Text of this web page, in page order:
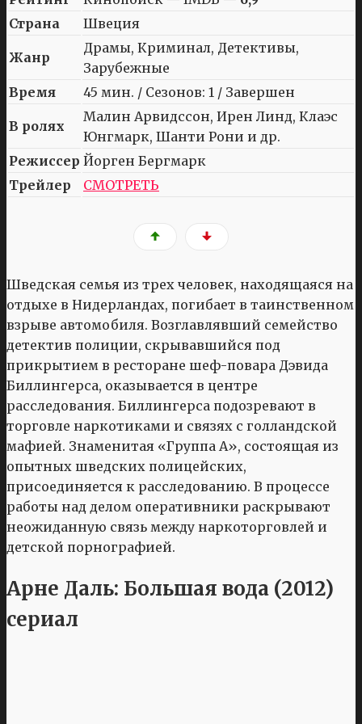
Страна
Швеция
Жанр
Драмы, Криминал, Детективы,
Зарубежные
Время
45 мин. / Сезонов: 1 / Завершен
В ролях
Малин Арвидссон, Ирен Линд, Клаэс
Юнгмарк, Шанти Рони и др.
Режиссер Йорген Бергмарк
Трейлер
СМОТРЕТЬ
Шведская семья из трех человек, находящаяся на
отдыхе в Нидерландах, погибает в таинственном
взрыве автомобиля. Возглавлявший семейство
детектив полиции, скрывавшийся под
прикрытием в ресторане шеф-повара Дэвида
Биллингерса, оказывается в центре
расследования. Биллингерса подозревают в
торговле наркотиками и связях с голландской
мафией. Знаменитая «Группа А», состоящая из
опытных шведских полицейских,
присоединяется к расследованию. В процессе
работы над делом оперативники раскрывают
неожиданную связь между наркоторговлей и
детской порнографией.
Арне Даль: Большая вода (2012)
сериал